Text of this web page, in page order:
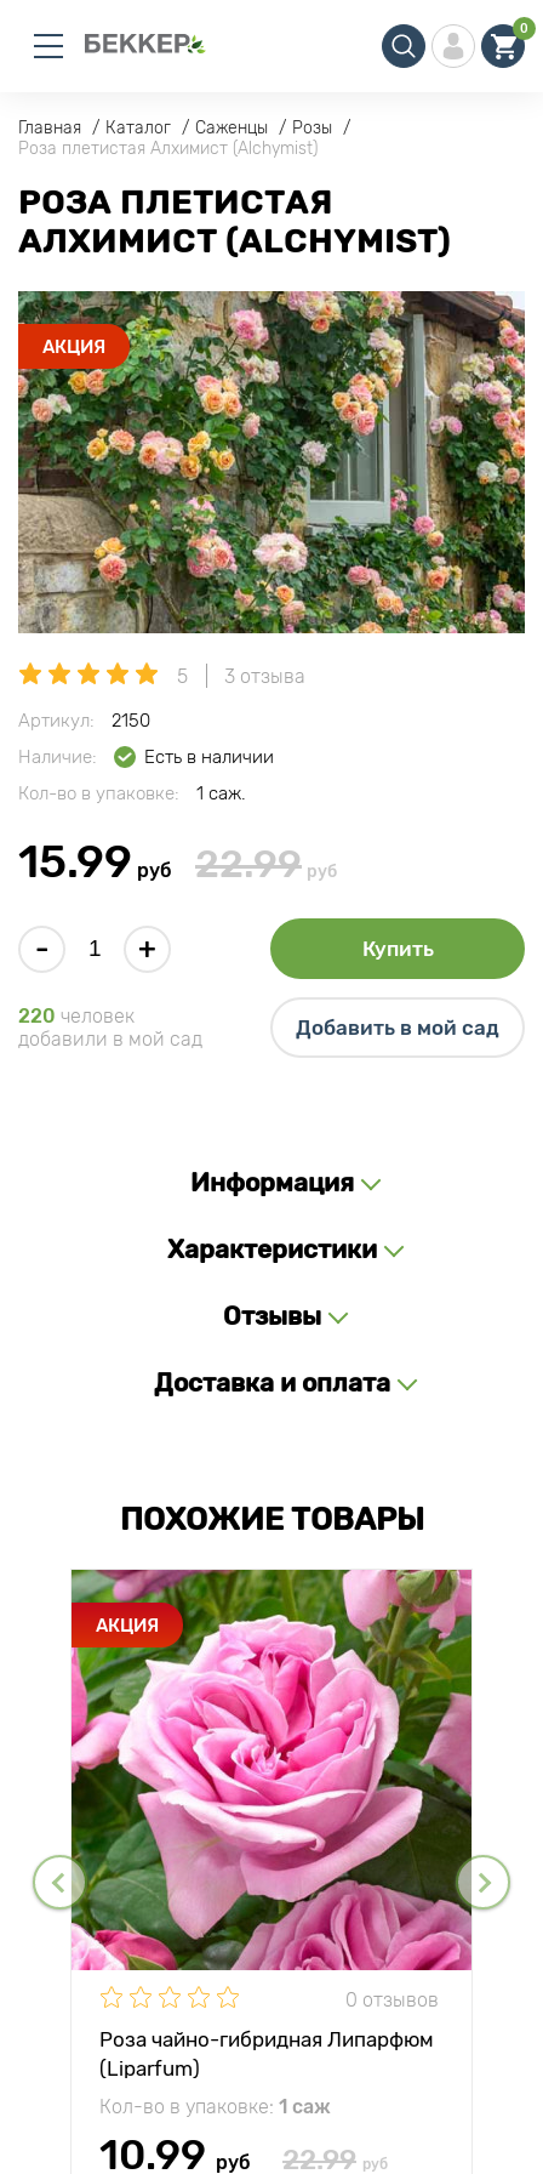
0
Главная Каталог Саженцы
Розы
Роза плетистая Алхимист (Alchymist)
РОЗА ПЛЕТИСТАЯ
АЛХИМИСТ (ALCHYMIST)
АКЦИЯ
5 3 отзыва
Артикул:
2150
Наличие:
Есть в наличии
Кол-во в упаковке:
1 саж.
15.99 руб 22.99 руб
- + Купить
220 человек
добавили в мой сад
Добавить в мой сад
Информация
Характеристики
Отзывы
Доставка и оплата
ПОХОЖИЕ ТОВАРЫ
АКЦИЯ
0 отзывов
Роза чайно-гибридная Липарфюм
(Liparfum)
Кол-во в упаковке: 1 саж
10.99 руб 22.99 руб